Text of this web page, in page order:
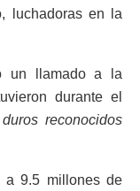
luchadoras en la
un llamado a la
durante el
reconocidos
a 9.5 millones de